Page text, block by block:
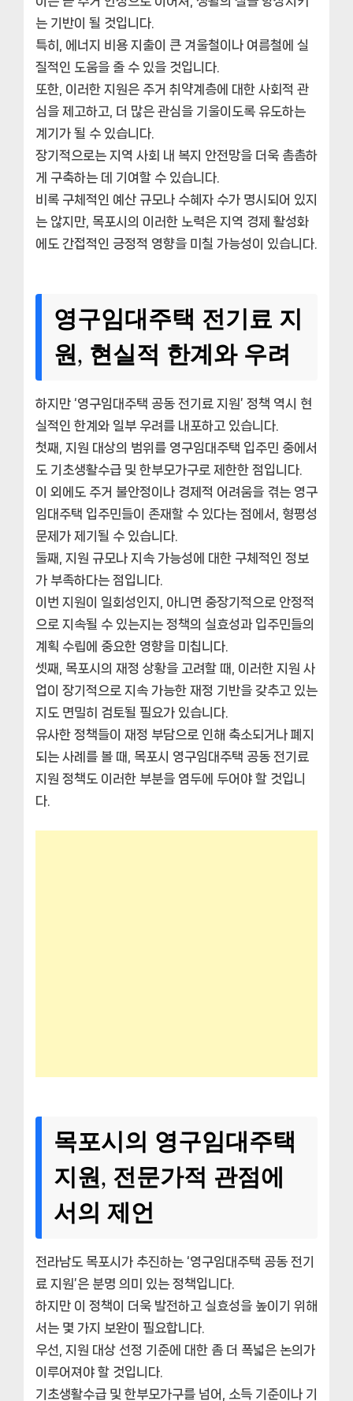
는 기반이 될 것입니다.
특히, 에너지 비용 지출이 큰 겨울철이나 여름철에 실
질적인 도움을 줄 수 있을 것입니다.
또한, 이러한 지원은 주거 취약계층에 대한 사회적 관
심을 제고하고, 더 많은 관심을 기울이도록 유도하는
계기가 될 수 있습니다.
장기적으로는 지역 사회 내 복지 안전망을 더욱 촘촘하
게 구축하는 데 기여할 수 있습니다.
비록 구체적인 예산 규모나 수혜자 수가 명시되어 있지
는 않지만, 목포시의 이러한 노력은 지역 경제 활성화
에도 간접적인 긍정적 영향을 미칠 가능성이 있습니다.
영구임대주택 전기료 지
원, 현실적 한계와 우려
하지만 ‘영구임대주택 공동 전기료 지원’ 정책 역시 현
실적인 한계와 일부 우려를 내포하고 있습니다.
첫째, 지원 대상의 범위를 영구임대주택 입주민 중에서
도 기초생활수급 및 한부모가구로 제한한 점입니다.
이 외에도 주거 불안정이나 경제적 어려움을 겪는 영구
임대주택 입주민들이 존재할 수 있다는 점에서, 형평성
문제가 제기될 수 있습니다.
둘째, 지원 규모나 지속 가능성에 대한 구체적인 정보
가 부족하다는 점입니다.
이번 지원이 일회성인지, 아니면 중장기적으로 안정적
으로 지속될 수 있는지는 정책의 실효성과 입주민들의
계획 수립에 중요한 영향을 미칩니다.
셋째, 목포시의 재정 상황을 고려할 때, 이러한 지원 사
업이 장기적으로 지속 가능한 재정 기반을 갖추고 있는
지도 면밀히 검토될 필요가 있습니다.
유사한 정책들이 재정 부담으로 인해 축소되거나 폐지
되는 사례를 볼 때, 목포시 영구임대주택 공동 전기료
지원 정책도 이러한 부분을 염두에 두어야 할 것입니
다.
목포시의 영구임대주택
지원, 전문가적 관점에
서의 제언
전라남도 목포시가 추진하는 ‘영구임대주택 공동 전기
료 지원’은 분명 의미 있는 정책입니다.
하지만 이 정책이 더욱 발전하고 실효성을 높이기 위해
서는 몇 가지 보완이 필요합니다.
우선, 지원 대상 선정 기준에 대한 좀 더 폭넓은 논의가
이루어져야 할 것입니다.
기초생활수급 및 한부모가구를 넘어, 소득 기준이나 기